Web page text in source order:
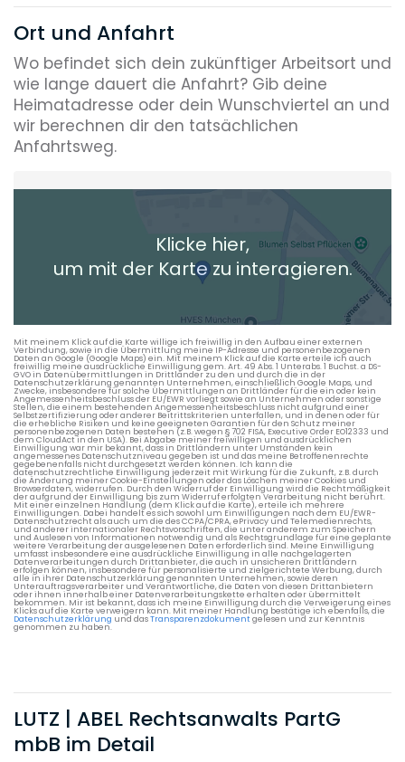
Ort und Anfahrt
Wo befindet sich dein zukünftiger Arbeitsort und
wie lange dauert die Anfahrt? Gib deine
Heimatadresse oder dein Wunschviertel an und
wir berechnen dir den tatsächlichen
Anfahrtsweg.
Heimatadresse oder Wunschort
+ Aktuellen Standort hinzufügen
Verkehrsdaten eines typischen Dienstag morgens um 8:30.
Klicke hier,
um mit der Karte zu interagieren.
Mit meinem Klick auf die Karte willige ich freiwillig in den Aufbau einer externen
Verbindung, sowie in die Übermittlung meine IP-Adresse und personenbezogenen
Daten an Google (Google Maps) ein. Mit meinem Klick auf die Karte erteile ich auch
freiwillig meine ausdrückliche Einwilligung gem. Art. 49 Abs. 1 Unterabs. 1 Buchst. a DS-
GVO in Datenübermittlungen in Drittländer zu den und durch die in der
Datenschutzerklärung genannten Unternehmen, einschließlich Google Maps, und
Zwecke, insbesondere für solche Übermittlungen an Drittländer für die ein oder kein
Angemessenheitsbeschluss der EU/EWR vorliegt sowie an Unternehmen oder sonstige
Stellen, die einem bestehenden Angemessenheitsbeschluss nicht aufgrund einer
Selbstzertifizierung oder anderer Beitrittskriterien unterfallen, und in denen oder für
die erhebliche Risiken und keine geeigneten Garantien für den Schutz meiner
personenbezogenen Daten bestehen (z.B. wegen § 702 FISA, Executive Order EO12333 und
dem CloudAct in den USA). Bei Abgabe meiner freiwilligen und ausdrücklichen
Einwilligung war mir bekannt, dass in Drittländern unter Umständen kein
angemessenes Datenschutzniveau gegeben ist und das meine Betroffenenrechte
gegebenenfalls nicht durchgesetzt werden können. Ich kann die
datenschutzrechtliche Einwilligung jederzeit mit Wirkung für die Zukunft, z.B. durch
die Änderung meiner Cookie-Einstellungen oder das Löschen meiner Cookies und
Browserdaten, widerrufen. Durch den Widerruf der Einwilligung wird die Rechtmäßigkeit
der aufgrund der Einwilligung bis zum Widerruf erfolgten Verarbeitung nicht berührt.
Mit einer einzelnen Handlung (dem Klick auf die Karte), erteile ich mehrere
Einwilligungen. Dabei handelt es sich sowohl um Einwilligungen nach dem EU/EWR-
Datenschutzrecht als auch um die des CCPA/CPRA, ePrivacy und Telemedienrechts,
und anderer internationaler Rechtsvorschriften, die unter anderem zum Speichern
und Auslesen von Informationen notwendig und als Rechtsgrundlage für eine geplante
weitere Verarbeitung der ausgelesenen Daten erforderlich sind. Meine Einwilligung
umfasst insbesondere eine ausdrückliche Einwilligung in alle nachgelagerten
Datenverarbeitungen durch Drittanbieter, die auch in unsicheren Drittländern
erfolgen können, insbesondere für personalisierte und zielgerichtete Werbung, durch
alle in ihrer Datenschutzerklärung genannten Unternehmen, sowie deren
Unterauftragsverarbeiter und Verantwortliche, die Daten von diesen Drittanbietern
oder ihnen innerhalb einer Datenverarbeitungskette erhalten oder übermittelt
bekommen. Mir ist bekannt, dass ich meine Einwilligung durch die Verweigerung eines
Klicks auf die Karte verweigern kann. Mit meiner Handlung bestätige ich ebenfalls, die
Datenschutzerklärung und dasTransparenzdokumentgelesen und zur Kenntnis
genommen zu haben.
LUTZ | ABEL Rechtsanwalts PartG
mbB im Detail